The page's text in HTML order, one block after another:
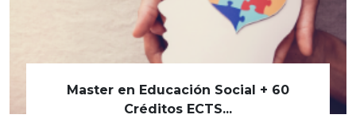
Master en Educación Social + 60
Créditos ECTS...